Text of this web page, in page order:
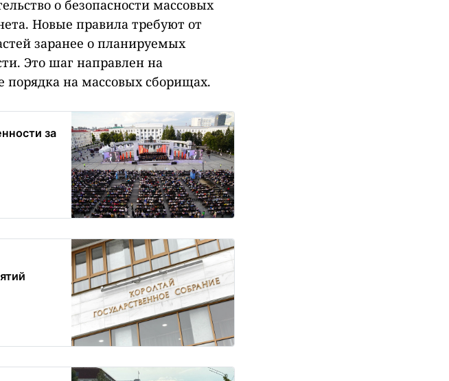
о безопасности массовых
Новые правила требуют от
заранее о планируемых
Это шаг направлен на
порядка на массовых сборищах.
за